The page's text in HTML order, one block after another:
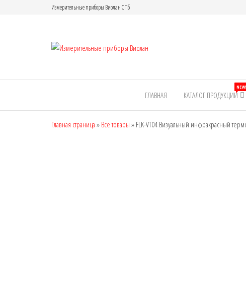
Измерительные приборы Виолан СПб
Виолан
ГЛАВНАЯ КАТАЛОГ ПРОДУКЦИИ
NEW!
Главная страница » Все товары » FLK-VT04 Визуальный инфракрасный